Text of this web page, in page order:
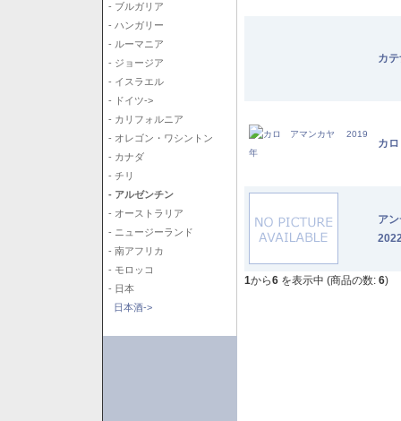
- ブルガリア
- ハンガリー
- ルーマニア
- ジョージア
- イスラエル
- ドイツ->
- カリフォルニア
- オレゴン・ワシントン
- カナダ
- チリ
- アルゼンチン
- オーストラリア
- ニュージーランド
- 南アフリカ
- モロッコ
- 日本
日本酒->
カ
カ
ア
1から6 を表示中 (商品の数: 6)